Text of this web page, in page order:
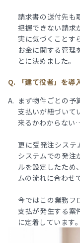
請求書の送付先も
把握できない請求
実に気づくことす
お金に関する管理
とに決めました。
「建て役者」を
まず物件ごとの予
支払いが紐づいて
来るかわからない
更に受発注システ
システムでの発注
ルを設定したため
ムの流れに合わせ
今ではこの業務フ
支払が発生する案
に定着しています。